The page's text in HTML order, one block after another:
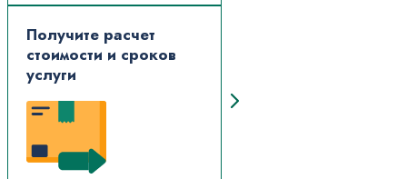
Получите расчет
стоимости и сроков
услуги